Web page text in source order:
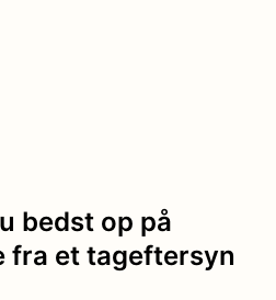
bedst op på
fra et tageftersyn